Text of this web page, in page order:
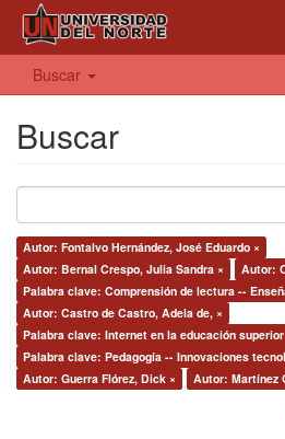
Buscar
Buscar
Autor: Fontalvo Hernández, José Eduardo ×
Autor: Bernal Crespo, Julia Sandra ×
Autor:
Palabra clave: Comprensión de lectura --
Autor: Castro de Castro, Adela de, ×
Palabra clave: Internet en la educación superior
Palabra clave: Pedagogía -- Innovaciones
Autor: Guerra Flórez, Dick ×
Autor: Martínez